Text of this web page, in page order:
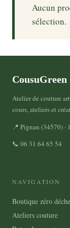
Aucun
sélection.
CousuGreen
Atelier de couture
cours, ateliers et
📍 Pignan (34570)
📞 06 31 64 65 54
NAVIGATION
Boutique zéro
Ateliers couture